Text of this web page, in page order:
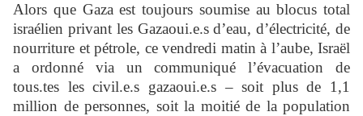
Alors que Gaza est toujours soumise au blocus total
israélien privant les Gazaoui.e.s d’eau, d’électricité, de
nourriture et pétrole, ce vendredi matin à l’aube, Israël
a ordonné via un communiqué l’évacuation de
tous.tes les civil.e.s gazaoui.e.s – soit plus de 1,1
million de personnes, soit la moitié de la population